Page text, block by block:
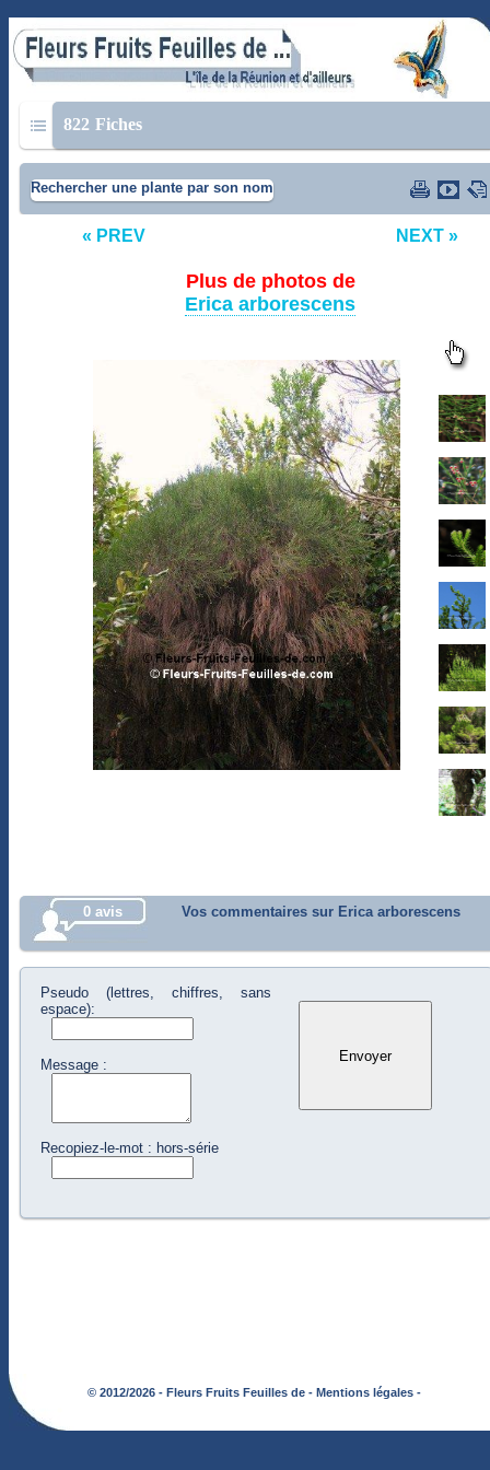
822 Fiches
Rechercher une plante par son nom
« PREV NEXT »
Plus de photos de
Erica arborescens
0 avis Vos commentaires sur Erica arborescens
Pseudo (lettres, chiffres, sans
espace):
Message :
Recopiez-le-mot : hors-série
© 2012/2026 - Fleurs Fruits Feuilles de - Mentions légales -